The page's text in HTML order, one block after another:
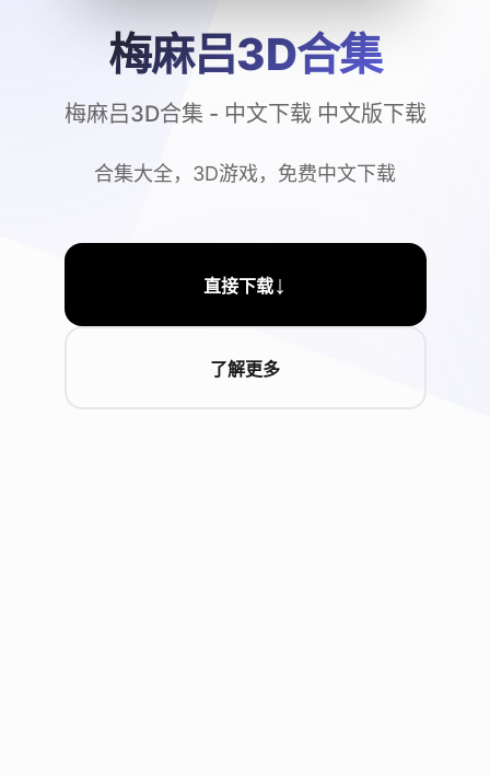
梅麻吕3D合集
梅麻吕3D合集 - 中文下载 中文版下载
合集大全，3D游戏，免费中文下载
直接下载↓
了解更多